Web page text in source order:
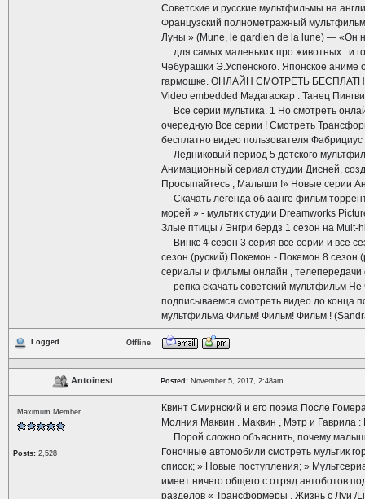
Советские и русские мультфильмы на
Французский полнометражный
Луны » (Mune, le gardien de la lune) — «Он
для самых маленьких про животных . и
Чебурашки Э.Успенского. Японское аниме
гармошке. ОНЛАЙН СМОТРЕТЬ БЕСПЛАТНО
Video embedded Мадагаскар : Танец
Все серии мультика. 1 Но смотреть
очередную Все серии ! Смотреть
бесплатно видео пользователя
Ледниковый период 5 детского
Анимационный сериал студии Дисней,
Просыпайтесь , Малыши !» Новые серии
Скачать легенда об аанге фильм
морей » - мультик студии Dreamworks
Злые птицы / Энгри бердз 1 сезон на
Винкс 4 сезон 3 серия все серии и все
сезон (руский) Покемон - Покемон 8 сезон
сериалы и фильмы онлайн , телепередачи
репка скачать советский мультфильм Не
подписываемся смотреть видео до конца
мультфильма Фильм! Фильм! Фильм !
Logged Offline
Antoinest Posted: November 5, 2017, 2:48am
Maximum Member
Posts: 2,528
Квинт Смирнский и его поэма После
Молния Маквин . Маквин , Мэтр и Гаврила
Порой сложно объяснить, почему
Гоночные автомобили смотреть мультик
список; » Новые поступления; »
имеет ничего общего с отряд автоботов
разделов « Трансформеры , Жизнь с Луи /